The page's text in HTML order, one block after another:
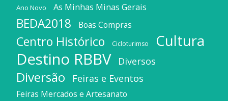
Ano Novo As Minhas Minas Gerais
BEDA2018 Boas Compras
Centro Histórico Cicloturimso Cultura
Destino RBBV Diversos
Diversão Feiras e Eventos
Feiras Mercados e Artesanato